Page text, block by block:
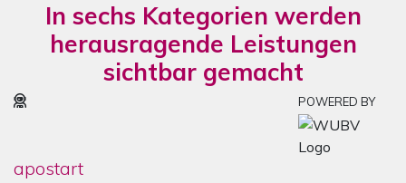
In sechs Kategorien werden
herausragende Leistungen
sichtbar gemacht
POWERED BY
apostart